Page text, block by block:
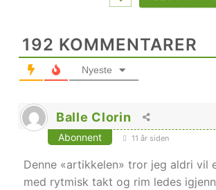
192 KOMMENTARER
Nyeste
Balle Clorin
Abonnent 11 år siden
Denne «artikkelen» tror jeg aldri vil
med rytmisk takt og rim ledes